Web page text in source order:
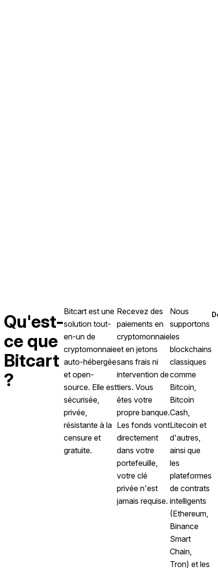
Qu'est-
ce que
Bitcart
?
Bitcart est une
solution tout-
en-un de
cryptomonnaie
auto-hébergée
et open-
source. Elle est
sécurisée,
privée,
résistante à la
censure et
gratuite.
Recevez des
paiements en
cryptomonnaie
et en jetons
sans frais ni
intervention de
tiers. Vous
êtes votre
propre banque.
Les fonds vont
directement
dans votre
portefeuille,
votre clé
privée n'est
jamais requise.
Nous
supportons
les
blockchains
classiques
comme
Bitcoin,
Bitcoin
Cash,
Litecoin et
d'autres,
ainsi que
les
plateformes
de contrats
intelligents
(Ethereum,
Binance
Smart
Chain,
Tron) et les